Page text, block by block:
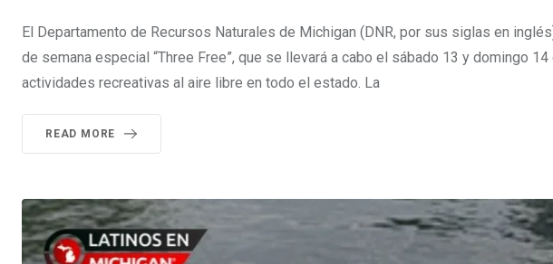
El Departamento de Recursos Naturales de Michigan (DNR, por sus siglas en
de semana especial “Three Free”, que se llevará a cabo el sábado 13 y domingo
actividades recreativas al aire libre en todo el estado. La
READ MORE